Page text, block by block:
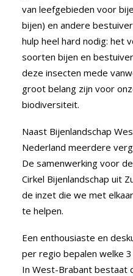
van leefgebieden voor
bijen) en andere
hulp heel hard nodig: het
soorten bijen en
deze insecten mede
groot belang zijn voor
biodiversiteit.
Naast Bijenlandschap
Nederland meerdere
De samenwerking voor
Cirkel Bijenlandschap uit
de inzet die we met
te helpen.
Een enthousiaste en
per regio bepalen welke
In West-Brabant bestaat